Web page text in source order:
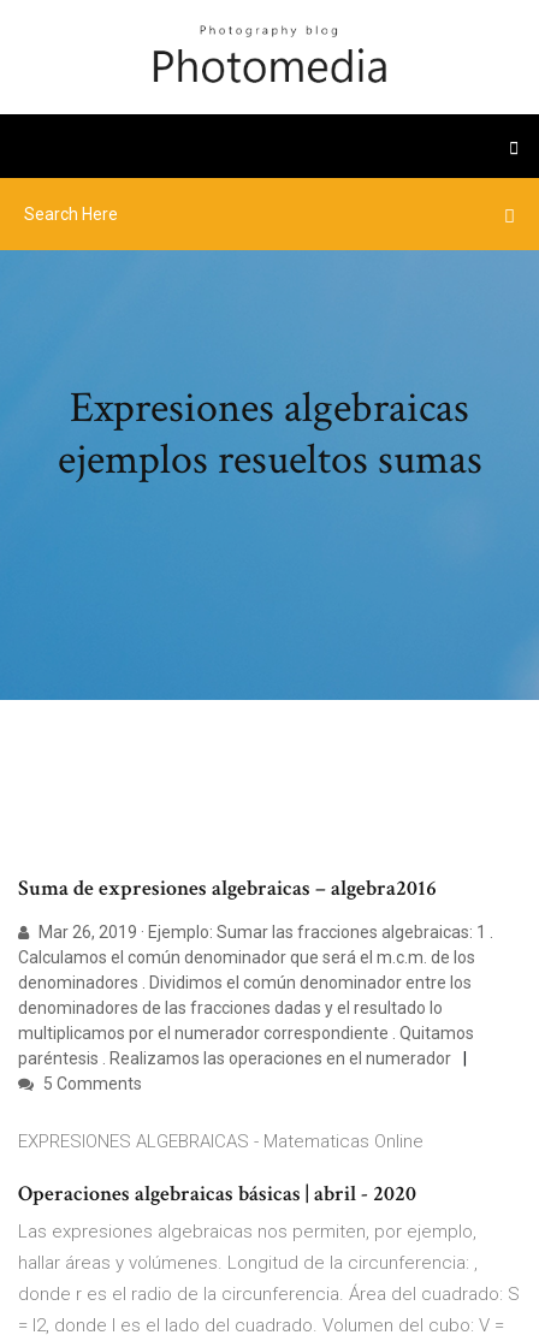
Expresiones algebraicas
ejemplos resueltos sumas
Suma de expresiones algebraicas – algebra2016
Mar 26, 2019 · Ejemplo: Sumar las fracciones algebraicas: 1 .
Calculamos el común denominador que será el m.c.m. de los
denominadores . Dividimos el común denominador entre los
denominadores de las fracciones dadas y el resultado lo
multiplicamos por el numerador correspondiente . Quitamos
paréntesis . Realizamos las operaciones en el numerador
5 Comments
EXPRESIONES ALGEBRAICAS - Matematicas Online
Operaciones algebraicas básicas | abril - 2020
Las expresiones algebraicas nos permiten, por ejemplo,
hallar áreas y volúmenes. Longitud de la circunferencia: ,
donde r es el radio de la circunferencia. Área del cuadrado: S
= l2, donde l es el lado del cuadrado. Volumen del cubo: V =